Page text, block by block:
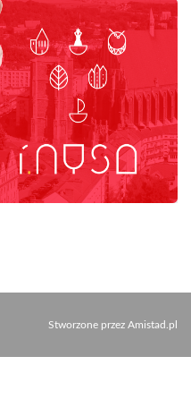
Stworzone przez Amistad.pl